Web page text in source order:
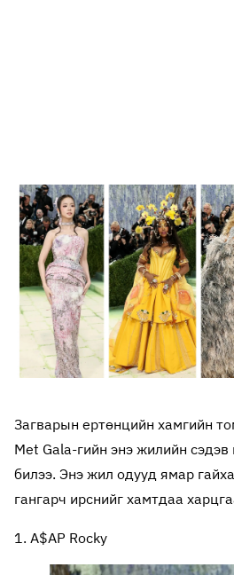
Загварын ертөнцийн хамгийн
Met Gala-гийн энэ жилийн сэдэв
билээ. Энэ жил одууд ямар
гангарч ирснийг хамтдаа
1. A$AP Rocky